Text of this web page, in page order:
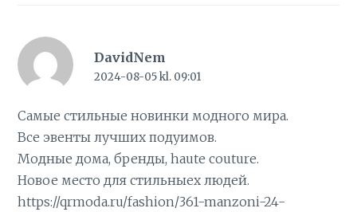
DavidNem
2024-08-05 kl. 09:01
Самые стильные новинки модного мира.
Все эвенты лучших подуимов.
Модные дома, бренды, haute couture.
Новое место для стильныех людей.
https://qrmoda.ru/fashion/361-manzoni-24-